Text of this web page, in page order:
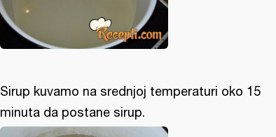
Sirup kuvamo na srednjoj temperaturi oko 15
minuta da postane sirup.